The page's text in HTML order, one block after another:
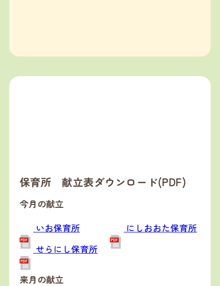
保育所 献立表ダウンロード(PDF)
今月の献立
いお保育所
にしおおた保育所
せらにし保育所
来月の献立